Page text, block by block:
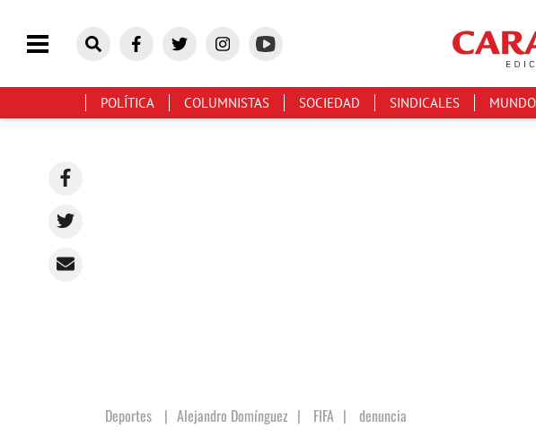
POLÍTICA COLUMNISTAS SOCIEDAD SINDICALES MUNDO
Deportes Alejandro Domínguez | FIFA | denuncia